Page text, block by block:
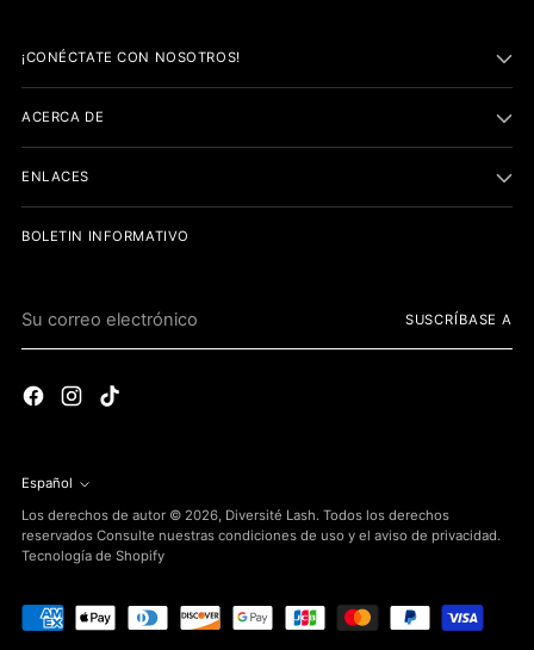
¡CONÉCTATE CON NOSOTROS!
ACERCA DE
ENLACES
BOLETIN INFORMATIVO
correo
electrónico
SUSCRÍBASE A
idioma
Español
Los derechos de autor © 2026, Diversité Lash. Todos los derechos
reservados Consulte nuestras condiciones de uso y el aviso de privacidad.
Tecnología de Shopify